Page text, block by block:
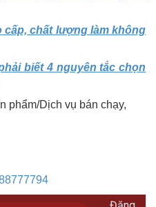
cấp, chất lượng làm không
biết 4 nguyên tắc chọn
phẩm/Dịch vụ bán chạy,